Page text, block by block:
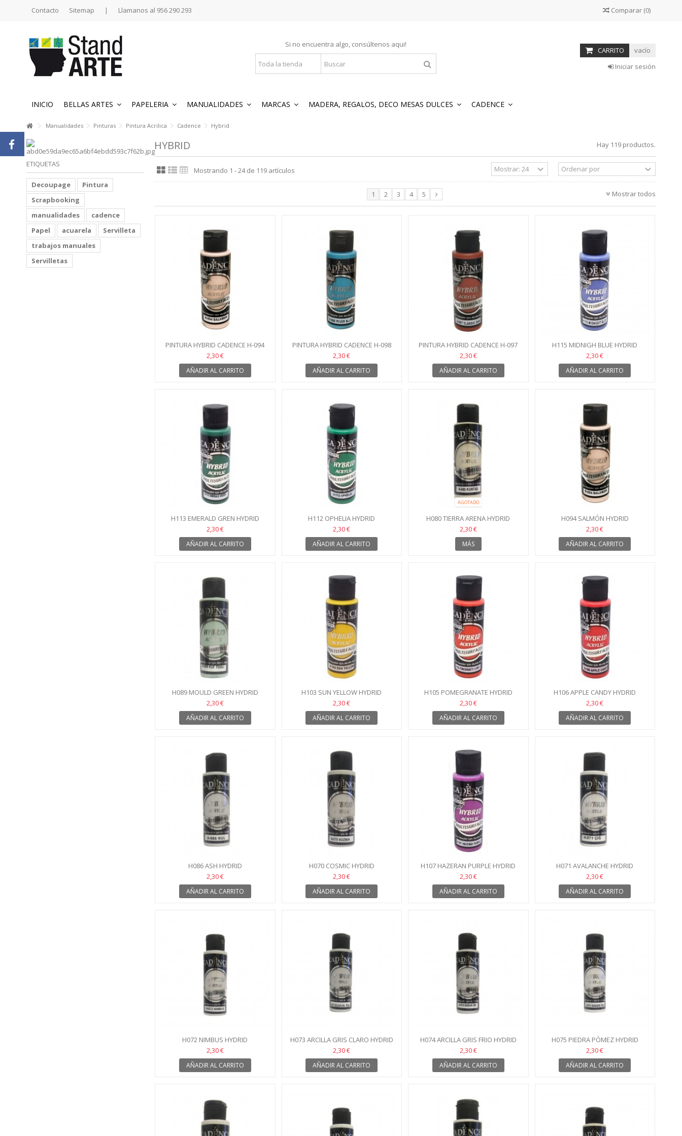
Contacto Sitemap | Llamanos al 956 290 293 Comparar (0)
Si no encuentra algo, consúltenos aqui!
CARRITO
vacío
Iniciar sesión
INICIO BELLAS ARTES PAPELERIA MANUALIDADES MARCAS MADERA, REGALOS, DECO MESAS DULCES CADENCE
Manualidades Pinturas Pintura Acrilica Cadence Hybrid
HYBRID Hay 119 productos.
Mostrando 1 - 24 de 119 artículos
Mostrar todos
1 2 3 4 5
PINTURA HYBRID CADENCE H-094
SALMON
2,30 €
AÑADIR AL CARRITO
PINTURA HYBRID CADENCE H-098
AZUL RIO
2,30 €
AÑADIR AL CARRITO
PINTURA HYBRID CADENCE H-097
ROBLE CLASICO
2,30 €
AÑADIR AL CARRITO
H115 MIDNIGH BLUE HYDRID
2,30 €
AÑADIR AL CARRITO
H113 EMERALD GREN HYDRID
2,30 €
AÑADIR AL CARRITO
H112 OPHELIA HYDRID
2,30 €
AÑADIR AL CARRITO
AGOTADO
H080 TIERRA ARENA HYDRID
2,30 €
MÁS
H094 SALMÓN HYDRID
2,30 €
AÑADIR AL CARRITO
H089 MOULD GREEN HYDRID
2,30 €
AÑADIR AL CARRITO
H103 SUN YELLOW HYDRID
2,30 €
AÑADIR AL CARRITO
H105 POMEGRANATE HYDRID
2,30 €
AÑADIR AL CARRITO
H106 APPLE CANDY HYDRID
2,30 €
AÑADIR AL CARRITO
H086 ASH HYDRID
2,30 €
AÑADIR AL CARRITO
H070 COSMIC HYDRID
2,30 €
AÑADIR AL CARRITO
H107 HAZERAN PURPLE HYDRID
2,30 €
AÑADIR AL CARRITO
H071 AVALANCHE HYDRID
2,30 €
AÑADIR AL CARRITO
H072 NIMBUS HYDRID
2,30 €
AÑADIR AL CARRITO
H073 ARCILLA GRIS CLARO HYDRID
2,30 €
AÑADIR AL CARRITO
H074 ARCILLA GRIS FRIO HYDRID
2,30 €
AÑADIR AL CARRITO
H075 PIEDRA PÓMEZ HYDRID
2,30 €
AÑADIR AL CARRITO
ETIQUETAS
Decoupage
Pintura
Scrapbooking
manualidades
cadence
Papel
acuarela
Servilleta
trabajos manuales
Servilletas